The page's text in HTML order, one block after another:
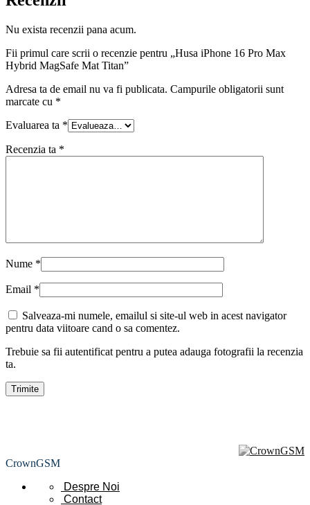
Nu exista recenzii pana acum.
Fii primul care scrii o recenzie pentru „Husa iPhone 16 Pro Max
Hybrid MagSafe Mat Titan”
Adresa ta de email nu va fi publicata. Campurile obligatorii sunt
marcate cu *
Evaluarea ta *
Recenzia ta *
Nume *
Email *
Salveaza-mi numele, emailul si site-ul web in acest navigator
pentru data viitoare cand o sa comentez.
Trebuie sa fii autentificat pentru a putea adauga fotografii la recenzia
ta.
CrownGSM
Despre Noi
Contact